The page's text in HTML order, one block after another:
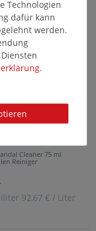
Cleaner 75 ml
Reiniger
92,67 € / Liter
Technologien
dafür kann
werden.
.